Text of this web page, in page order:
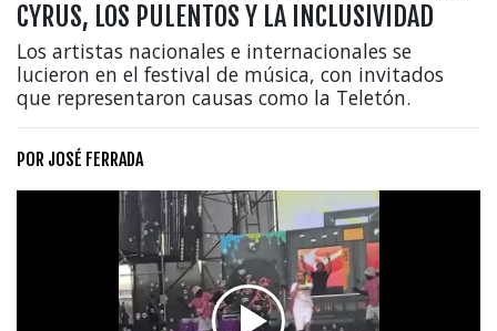
CYRUS, LOS PULENTOS Y LA INCLUSIVIDAD
Los artistas nacionales e internacionales se
lucieron en el festival de música, con invitados
que representaron causas como la Teletón.
POR JOSÉ FERRADA